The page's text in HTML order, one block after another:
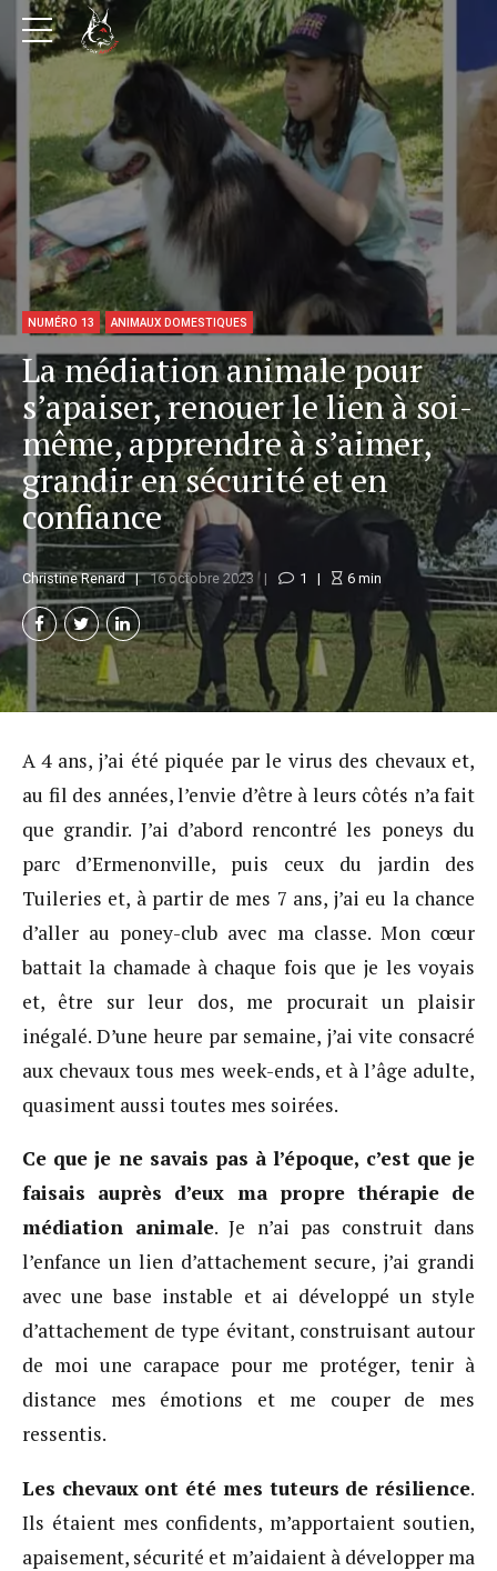
NUMÉRO 13 ANIMAUX DOMESTIQUES
La médiation animale pour
s’apaiser, renouer le lien à soi-
même, apprendre à s’aimer,
grandir en sécurité et en
confiance
Christine Renard 16 octobre 2023 1 6min
A 4 ans, j’ai été piquée par le virus des chevaux et,
au fil des années, l’envie d’être à leurs côtés n’a fait
que grandir. J’ai d’abord rencontré les poneys du
parc d’Ermenonville, puis ceux du jardin des
Tuileries et, à partir de mes 7 ans, j’ai eu la chance
d’aller au poney-club avec ma classe. Mon cœur
battait la chamade à chaque fois que je les voyais
et, être sur leur dos, me procurait un plaisir
inégalé. D’une heure par semaine, j’ai vite consacré
aux chevaux tous mes week-ends, et à l’âge adulte,
quasiment aussi toutes mes soirées.
Ce que je ne savais pas à l’époque, c’est que je
faisais auprès d’eux ma propre thérapie de
médiation animale. Je n’ai pas construit dans
l’enfance un lien d’attachement secure, j’ai grandi
avec une base instable et ai développé un style
d’attachement de type évitant, construisant autour
de moi une carapace pour me protéger, tenir à
distance mes émotions et me couper de mes
ressentis.
Les chevaux ont été mes tuteurs de résilience.
Ils étaient mes confidents, m’apportaient soutien,
apaisement, sécurité et m’aidaient à développer ma